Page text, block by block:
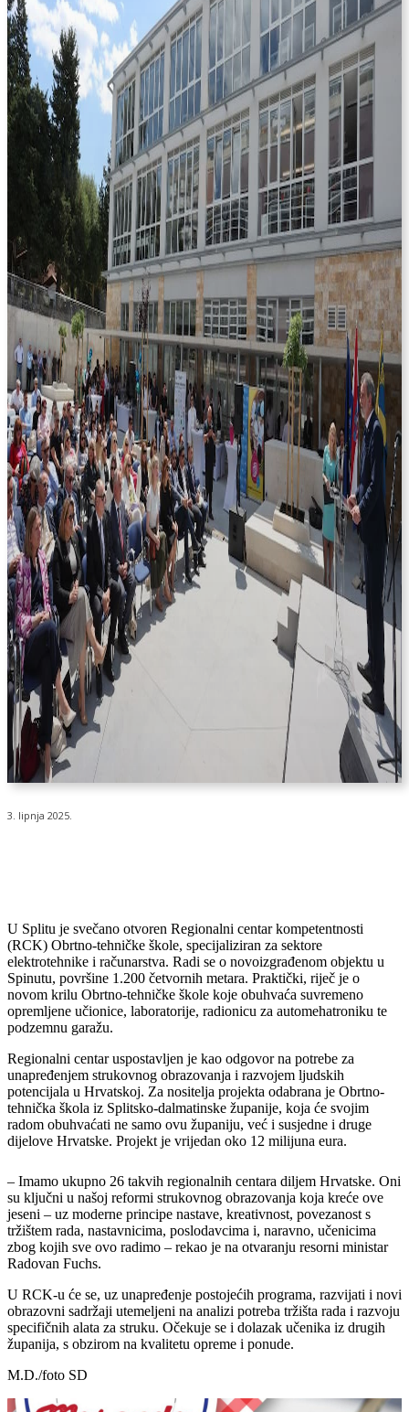
3. lipnja 2025.
U Splitu je svečano otvoren Regionalni centar kompetentnosti
(RCK) Obrtno-tehničke škole, specijaliziran za sektore
elektrotehnike i računarstva. Radi se o novoizgrađenom objektu u
Spinutu, površine 1.200 četvornih metara. Praktički, riječ je o
novom krilu Obrtno-tehničke škole koje obuhvaća suvremeno
opremljene učionice, laboratorije, radionicu za automehatroniku te
podzemnu garažu.
Regionalni centar uspostavljen je kao odgovor na potrebe za
unapređenjem strukovnog obrazovanja i razvojem ljudskih
potencijala u Hrvatskoj. Za nositelja projekta odabrana je Obrtno-
tehnička škola iz Splitsko-dalmatinske županije, koja će svojim
radom obuhvaćati ne samo ovu županiju, već i susjedne i druge
dijelove Hrvatske. Projekt je vrijedan oko 12 milijuna eura.
– Imamo ukupno 26 takvih regionalnih centara diljem Hrvatske. Oni
su ključni u našoj reformi strukovnog obrazovanja koja kreće ove
jeseni – uz moderne principe nastave, kreativnost, povezanost s
tržištem rada, nastavnicima, poslodavcima i, naravno, učenicima
zbog kojih sve ovo radimo – rekao je na otvaranju resorni ministar
Radovan Fuchs.
U RCK-u će se, uz unapređenje postojećih programa, razvijati i novi
obrazovni sadržaji utemeljeni na analizi potreba tržišta rada i razvoju
specifičnih alata za struku. Očekuje se i dolazak učenika iz drugih
županija, s obzirom na kvalitetu opreme i ponude.
M.D./foto SD